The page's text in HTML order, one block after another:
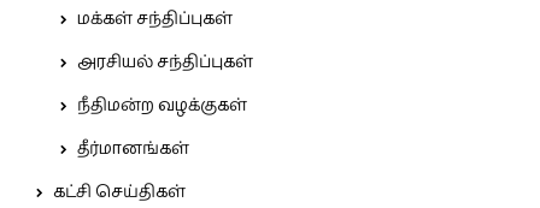
மக்கள் சந்திப்புகள்
அரசியல் சந்திப்புகள்
நீதிமன்ற வழக்குகள்
தீர்மானங்கள்
கட்சி செய்திகள்